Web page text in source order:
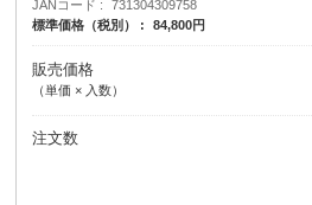
JANコード
731304309758
標準価格（税別）
84,800円
販売価格
（単価 × 入数）
注文数